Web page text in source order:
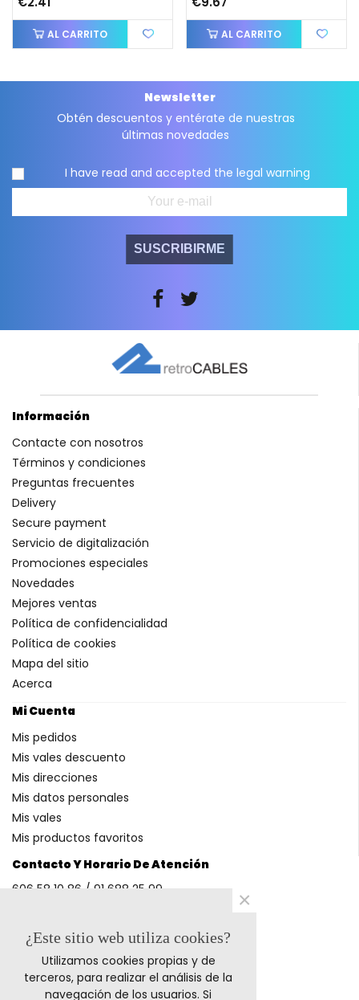
AL CARRITO AL CARRITO
Newsletter
Obtén descuentos y entérate de nuestras
últimas novedades
I have read and accepted the legal warning
SUSCRIBIRME
Contacto Y Horario De Atención
606 58 10 86 / 91 688 25 99
Métodos De Pago
Información
Contacte con nosotros
Términos y condiciones
Preguntas frecuentes
Delivery
Secure payment
Servicio de digitalización
Promociones especiales
Novedades
Mejores ventas
Política de confidencialidad
Política de cookies
Mapa del sitio
Acerca
Mi Cuenta
Mis pedidos
Mis vales descuento
Mis direcciones
Mis datos personales
Mis vales
Mis productos favoritos
¿Este sitio web utiliza cookies?
Utilizamos cookies propias y de
terceros, para realizar el análisis de la
navegación de los usuarios. Si
×